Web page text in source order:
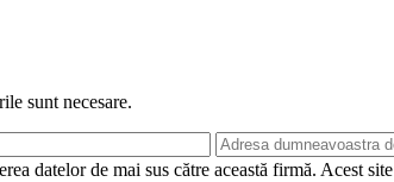
sunt necesare.
datelor de mai sus către această firmă. Acest